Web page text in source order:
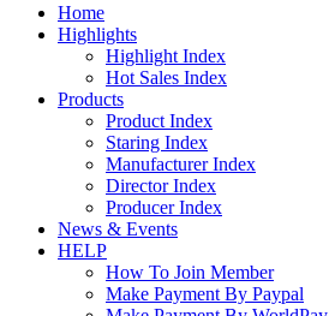
Home
Highlights
Highlight Index
Hot Sales Index
Products
Product Index
Staring Index
Manufacturer Index
Director Index
Producer Index
News & Events
HELP
How To Join Member
Make Payment By Paypal